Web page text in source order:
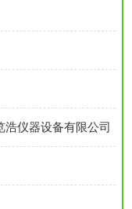
浩仪器设备有限公司